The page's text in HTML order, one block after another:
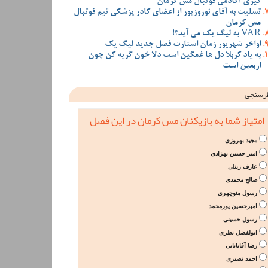
تسلیت به آقای نوروزپور از اعضای کادر پزشکی تیم فوتبال
مس کرمان
VAR به لیگ یک می آید؟!
اواخر شهریور زمان استارت فصل جدید لیگ یک
به یاد کربلا دل ها غمگین است دلا خون گریه کن چون
اربعین است
امتیاز شما به بازیکنان مس کرمان در این فصل
مجید بهروزی
امیر حسین بهزادی
عارف زینلی
صالح محمدی
رسول منوچهری
امیرحسین پورمحمد
رسول حسینی
ابولفضل نظری
رضا آقابابایی
احمد نصیری